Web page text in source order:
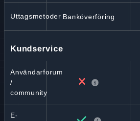
Uttagsmetoder Banköverföring
Kundservice
Användarforum
/
community
E-